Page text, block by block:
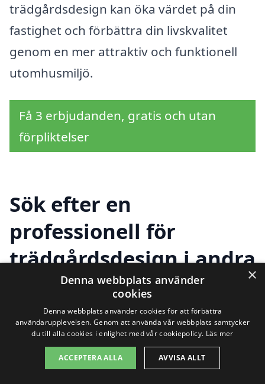
trädgårdsdesign kan öka värdet på din
fastighet och förbättra din livskvalitet
genom en mer attraktiv och funktionell
utomhusmiljö.
Få 3 erbjudanden, gratis och utan
förpliktelser
Sök efter en
professionell för
trädgårdsdesign i andra
städer nära Vintrosa
Att hitta rätt expert förträdgårdsdesign i
Vintrosaär avgörande för att skapa den
trädgård du alltid har drömt om. Förutom
×
Denna webbplats använder
cookies
Denna webbplats använder cookies för att förbättra
användarupplevelsen. Genom att använda vår webbplats samtycker
du till alla cookies i enlighet med vår cookiepolicy. Läs mer
ACCEPTERA ALLA AVVISA ALLT